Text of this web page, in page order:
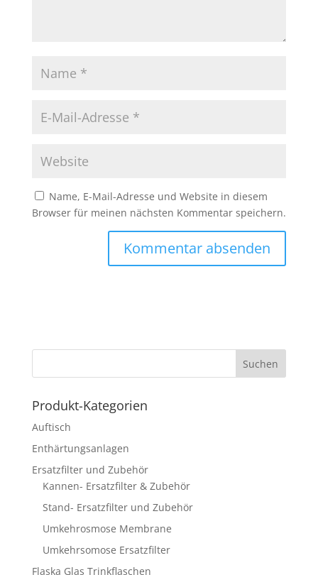
Name, E-Mail-Adresse und Website in diesem
Browser für meinen nächsten Kommentar speichern.
Produkt-Kategorien
Auftisch
Enthärtungsanlagen
Ersatzfilter und Zubehör
Kannen- Ersatzfilter & Zubehör
Stand- Ersatzfilter und Zubehör
Umkehrosmose Membrane
Umkehrsomose Ersatzfilter
Flaska Glas Trinkflaschen